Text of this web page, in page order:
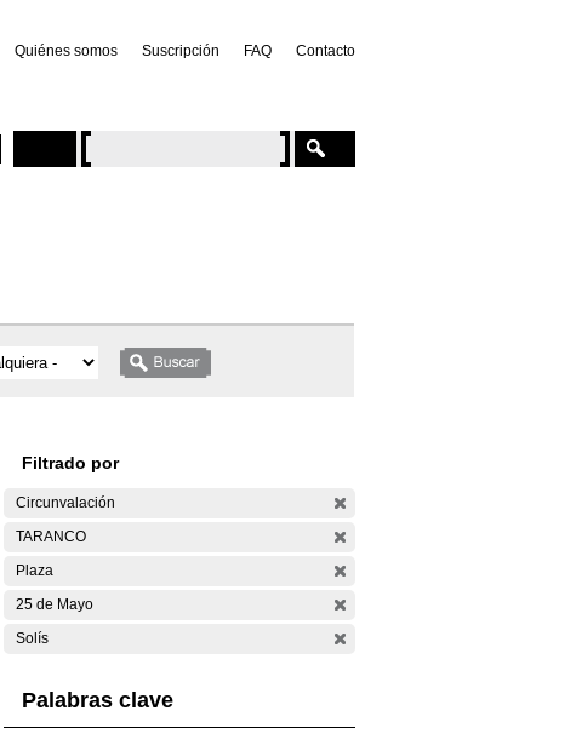
Quiénes somos Suscripción FAQ Contacto
Filtrado por
Circunvalación
TARANCO
Plaza
25 de Mayo
Solís
Palabras clave